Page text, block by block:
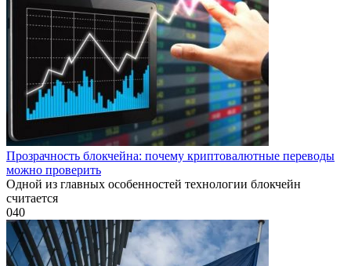
Прозрачность блокчейна: почему криптовалютные переводы
можно проверить
Одной из главных особенностей технологии блокчейн
считается
040